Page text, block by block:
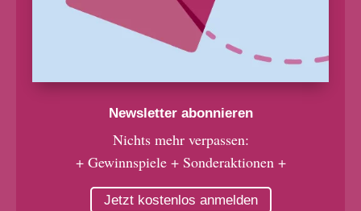
Newsletter abonnieren
Nichts mehr verpassen:
+ Gewinnspiele + Sonderaktionen +
Jetzt kostenlos anmelden